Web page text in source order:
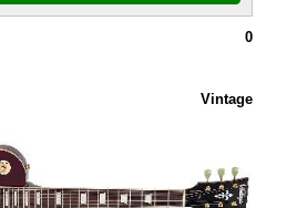
0
Vintage